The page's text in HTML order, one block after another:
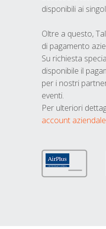
disponibili ai
Oltre a questo,
di pagamento
Su richiesta
disponibile il
per i nostri
eventi.
Per ulteriori
account aziendale